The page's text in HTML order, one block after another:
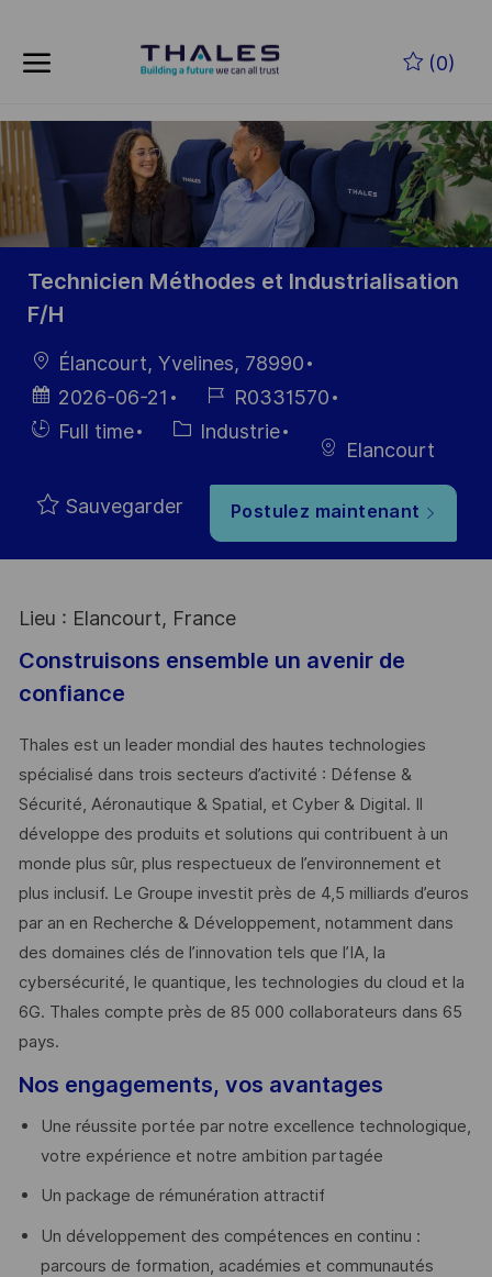
(0)
-
Technicien Méthodes et Industrialisation
F/H
localisation
Élancourt, Yvelines, 78990
Date
d’affichage
2026-06-21
Référence
du poste
R0331570
HiringFull time Catégorie
Industrie
Elancourt
Sauvegarder Postulez maintenant
Lieu : Elancourt, France
Construisons ensemble un avenir de
confiance
Thales est un leader mondial des hautes technologies
spécialisé dans trois secteurs d’activité : Défense &
Sécurité, Aéronautique & Spatial, et Cyber & Digital. Il
développe des produits et solutions qui contribuent à un
monde plus sûr, plus respectueux de l’environnement et
plus inclusif. Le Groupe investit près de 4,5 milliards d’euros
par an en Recherche & Développement, notamment dans
des domaines clés de l’innovation tels que l’IA, la
cybersécurité, le quantique, les technologies du cloud et la
6G. Thales compte près de 85 000 collaborateurs dans 65
pays. ​
Nos engagements, vos avantages
Une réussite portée par notre excellence technologique,
votre expérience et notre ambition partagée
Un package de rémunération attractif
Un développement des compétences en continu :
parcours de formation, académies et communautés